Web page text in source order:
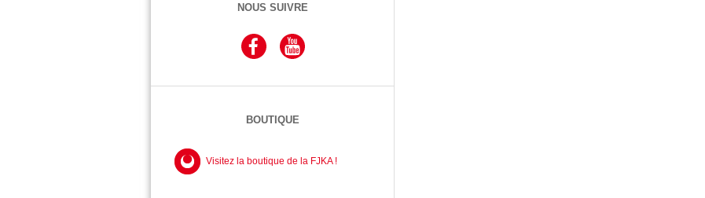
NOUS SUIVRE
BOUTIQUE
Visitez la boutique de la FJKA !